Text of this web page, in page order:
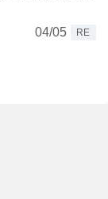
04/05
RE